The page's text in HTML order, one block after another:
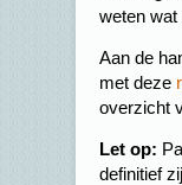
weten wat
Aan de
met deze
overzicht
Let op:
definitief